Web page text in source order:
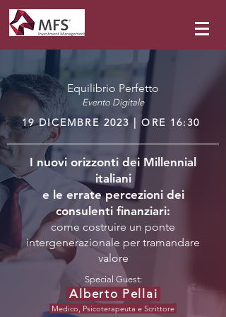
Equilibrio Perfetto
Evento Digitale
19 DICEMBRE 2023 | ORE 16:30
I nuovi orizzonti dei Millennial
italiani
e le errate percezioni dei
consulenti finanziari:
come costruire un ponte
intergenerazionale per tramandare
valore
Special Guest:
Alberto Pellai
Medico, Psicoterapeuta e Scrittore